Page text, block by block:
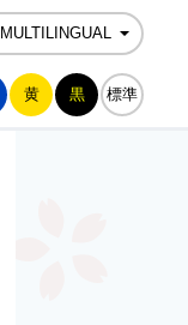
MULTILINGUAL
黄 黒 標準